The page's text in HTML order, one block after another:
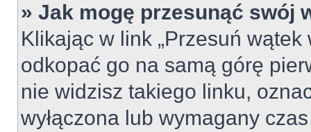
» Jak mogę przesunąć swój
Klikając w link „Przesuń
odkopać go na samą górę
nie widzisz takiego linku,
wyłączona lub wymagany